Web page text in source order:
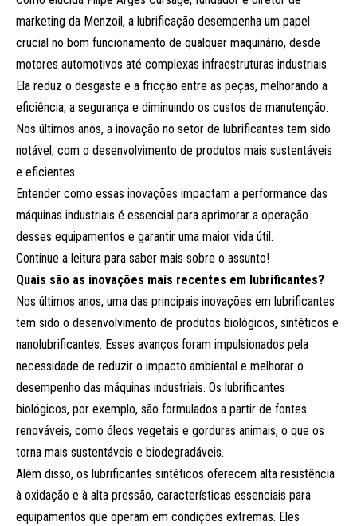
marketing da Menzoil, a lubrificação desempenha um papel
crucial no bom funcionamento de qualquer maquinário, desde
motores automotivos até complexas infraestruturas industriais.
Ela reduz o desgaste e a fricção entre as peças, melhorando a
eficiência, a segurança e diminuindo os custos de manutenção.
Nos últimos anos, a inovação no setor de lubrificantes tem sido
notável, com o desenvolvimento de produtos mais sustentáveis
e eficientes.
Entender como essas inovações impactam a performance das
máquinas industriais é essencial para aprimorar a operação
desses equipamentos e garantir uma maior vida útil.
Continue a leitura para saber mais sobre o assunto!
Quais são as inovações mais recentes em lubrificantes?
Nos últimos anos, uma das principais inovações em lubrificantes
tem sido o desenvolvimento de produtos biológicos, sintéticos e
nanolubrificantes. Esses avanços foram impulsionados pela
necessidade de reduzir o impacto ambiental e melhorar o
desempenho das máquinas industriais. Os lubrificantes
biológicos, por exemplo, são formulados a partir de fontes
renováveis, como óleos vegetais e gorduras animais, o que os
torna mais sustentáveis e biodegradáveis.
Além disso, os lubrificantes sintéticos oferecem alta resistência
à oxidação e à alta pressão, características essenciais para
equipamentos que operam em condições extremas. Eles